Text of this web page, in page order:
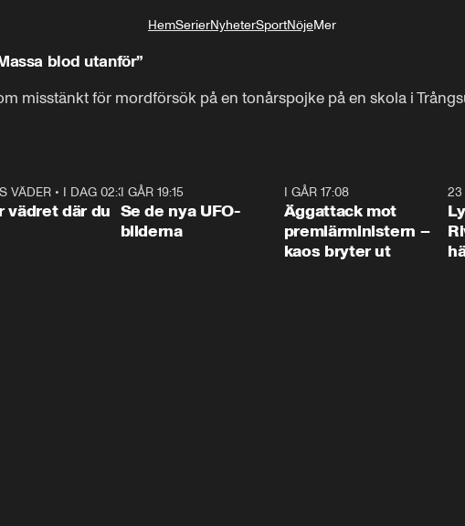
HemSerierNyheterSportNöjeMer
blod utanför”
misstänkt för mordförsök på en tonårspojke på en skola i
1:06
VÄDER • I DAG 02:30
vädret där du
I GÅR 19:15
Se de nya UFO-
bilderna
I GÅR 17:08
Äggattack mot
premiärministern –
kaos bryter ut
23